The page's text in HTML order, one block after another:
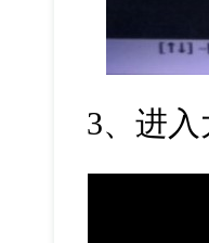
3、进